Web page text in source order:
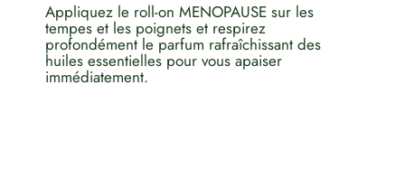
Appliquez le roll-on MENOPAUSE sur les
tempes et les poignets et respirez
profondément le parfum rafraîchissant des
huiles essentielles pour vous apaiser
immédiatement.